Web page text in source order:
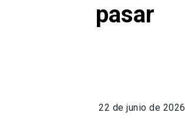
pasar
22 de junio de 2026